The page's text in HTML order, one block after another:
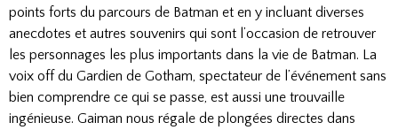
points forts du parcours de Batman et en y incluant diverses
anecdotes et autres souvenirs qui sont l’occasion de retrouver
les personnages les plus importants dans la vie de Batman. La
voix off du Gardien de Gotham, spectateur de l’événement sans
bien comprendre ce qui se passe, est aussi une trouvaille
ingénieuse. Gaiman nous régale de plongées directes dans